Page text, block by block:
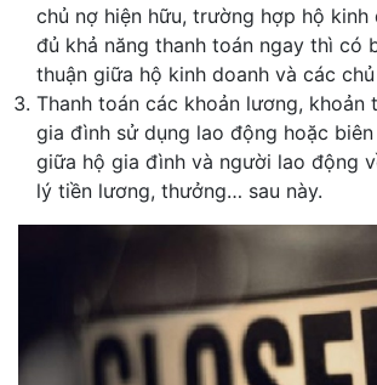
chủ nợ hiện hữu, trường hợp hộ kinh
đủ khả năng thanh toán ngay thì có
thuận giữa hộ kinh doanh và các
Thanh toán các khoản lương, khoản
gia đình sử dụng lao động hoặc
giữa hộ gia đình và người lao động
lý tiền lương, thưởng… sau này.